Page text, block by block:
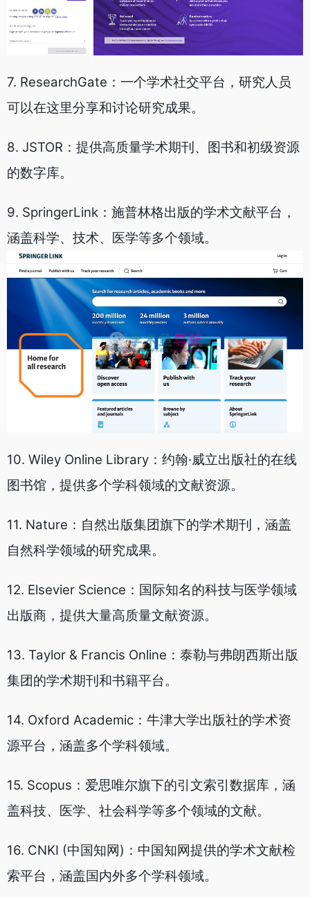
7. ResearchGate：一个学术社交平台，研究人员
可以在这里分享和讨论研究成果。
8. JSTOR：提供高质量学术期刊、图书和初级资源
的数字库。
9. SpringerLink：施普林格出版的学术文献平台，
涵盖科学、技术、医学等多个领域。
10. Wiley Online Library：约翰·威立出版社的在线
图书馆，提供多个学科领域的文献资源。
11. Nature：自然出版集团旗下的学术期刊，涵盖
自然科学领域的研究成果。
12. Elsevier Science：国际知名的科技与医学领域
出版商，提供大量高质量文献资源。
13. Taylor & Francis Online：泰勒与弗朗西斯出版
集团的学术期刊和书籍平台。
14. Oxford Academic：牛津大学出版社的学术资
源平台，涵盖多个学科领域。
15. Scopus：爱思唯尔旗下的引文索引数据库，涵
盖科技、医学、社会科学等多个领域的文献。
16. CNKI (中国知网)：中国知网提供的学术文献检
索平台，涵盖国内外多个学科领域。